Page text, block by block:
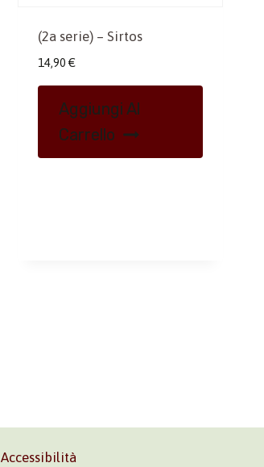
(2a serie) – Sirtos
14,90 €
Aggiungi Al
Carrello
Accessibilità